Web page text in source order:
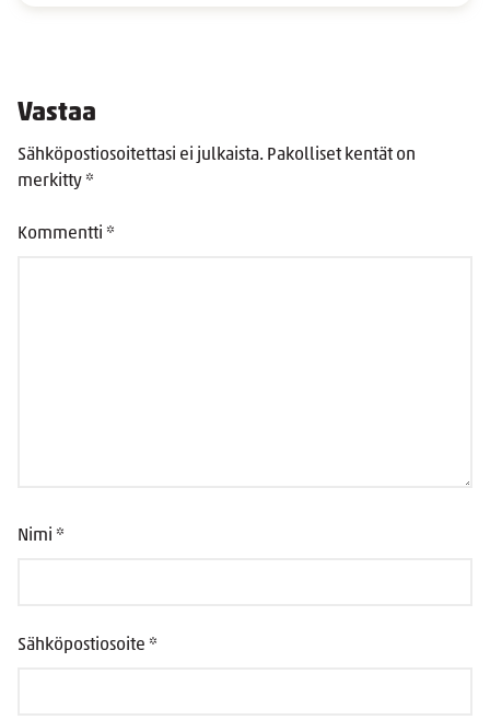
Vastaa
Sähköpostiosoitettasi ei julkaista. Pakolliset kentät on
merkitty *
Kommentti *
Nimi *
Sähköpostiosoite *